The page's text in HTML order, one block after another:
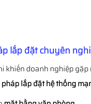
lắp đặt chuyên
khiến doanh nghiệp
lắp đặt hệ thống